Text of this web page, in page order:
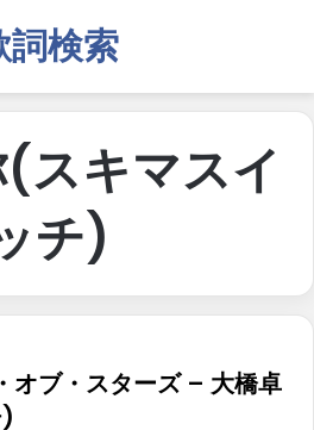
詞検索
スキマスイ
チ)
オブ・スターズ – 大橋卓